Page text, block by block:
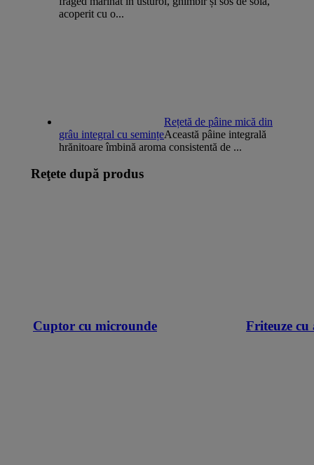
acoperit cu o...
Rețetă de pâine mică din
grâu integral cu semințeAceastă pâine integrală
hrănitoare îmbină aroma consistentă de ...
Reţete după produs
Cuptor cu microunde Friteuze cu